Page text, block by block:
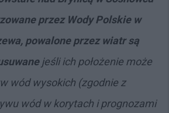
przez Wody Polskie w
powalone przez wiatr są
jeśli ich położenie może
wód wysokich (zgodnie z
wód w korytach i prognozami